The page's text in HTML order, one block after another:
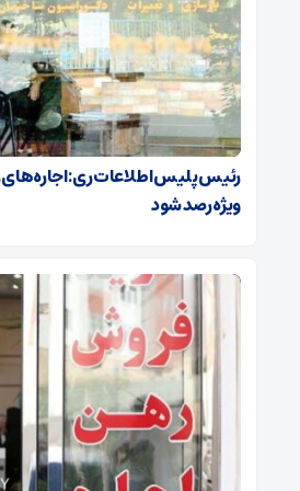
رئیس پلیس اطلاعات ری: اجاره‌های
ویژه رصد شود